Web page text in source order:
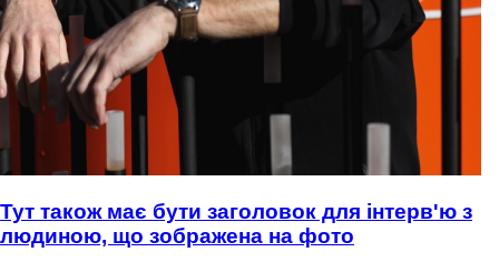
Тут також має бути заголовок для інтерв'ю з
людиною, що зображена на фото